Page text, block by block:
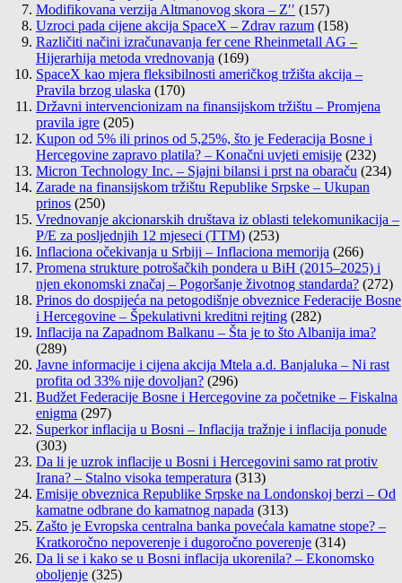
Modifikovana verzija Altmanovog skora – Z′′ (157)
Uzroci pada cijene akcija SpaceX – Zdrav razum (158)
Različiti načini izračunavanja fer cene Rheinmetall AG –
Hijerarhija metoda vrednovanja (169)
SpaceX kao mjera fleksibilnosti američkog tržišta akcija –
Pravila brzog ulaska (170)
Državni intervencionizam na finansijskom tržištu – Promjena
pravila igre (205)
Kupon od 5% ili prinos od 5,25%, što je Federacija Bosne i
Hercegovine zapravo platila? – Konačni uvjeti emisije (232)
Micron Technology Inc. – Sjajni bilansi i prst na obaraču (234)
Zarade na finansijskom tržištu Republike Srpske – Ukupan
prinos (250)
Vrednovanje akcionarskih društava iz oblasti telekomunikacija –
P/E za posljednjih 12 mjeseci (TTM) (253)
Inflaciona očekivanja u Srbiji – Inflaciona memorija (266)
Promena strukture potrošačkih pondera u BiH (2015–2025) i
njen ekonomski značaj – Pogoršanje životnog standarda? (272)
Prinos do dospijeća na petogodišnje obveznice Federacije Bosne
i Hercegovine – Špekulativni kreditni rejting (282)
Inflacija na Zapadnom Balkanu – Šta je to što Albanija ima?
(289)
Javne informacije i cijena akcija Mtela a.d. Banjaluka – Ni rast
profita od 33% nije dovoljan? (296)
Budžet Federacije Bosne i Hercegovine za početnike – Fiskalna
enigma (297)
Superkor inflacija u Bosni – Inflacija tražnje i inflacija ponude
(303)
Da li je uzrok inflacije u Bosni i Hercegovini samo rat protiv
Irana? – Stalno visoka temperatura (313)
Emisije obveznica Republike Srpske na Londonskoj berzi – Od
kamatne odbrane do kamatnog napada (313)
Zašto je Evropska centralna banka povećala kamatne stope? –
Kratkoročno nepoverenje i dugoročno poverenje (314)
Da li se i kako se u Bosni inflacija ukorenila? – Ekonomsko
oboljenje (325)